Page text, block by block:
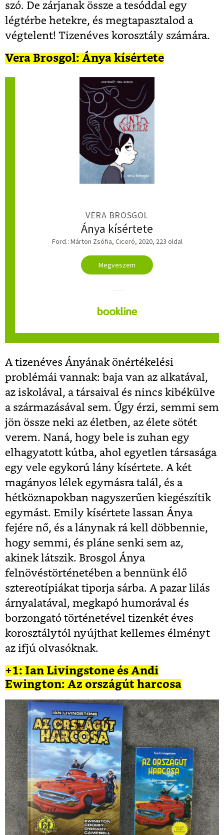
szó. De zárjanak össze a tesóddal egy
légtérbe hetekre, és megtapasztalod a
végtelent! Tizenéves korosztály számára.
Vera Brosgol: Ánya kísértete
VERA BROSGOL
Ánya kísértete
Ford.: Márton Zsófia, Ciceró, 2020, 223 oldal
Megveszem
A tizenéves Ányának önértékelési
problémái vannak: baja van az alkatával,
az iskolával, a társaival és nincs kibékülve
a származásával sem. Úgy érzi, semmi sem
jön össze neki az életben, az élete sötét
verem. Naná, hogy bele is zuhan egy
elhagyatott kútba, ahol egyetlen társasága
egy vele egykorú lány kísértete. A két
magányos lélek egymásra talál, és a
hétköznapokban nagyszerűen kiegészítik
egymást. Emily kísértete lassan Ánya
fejére nő, és a lánynak rá kell döbbennie,
hogy semmi, és pláne senki sem az,
akinek látszik. Brosgol Ánya
felnövéstörténetében a bennünk élő
sztereotípiákat tiporja sárba. A pazar lilás
árnyalatával, megkapó humorával és
borzongató történetével tizenkét éves
korosztálytól nyújthat kellemes élményt
az ifjú olvasóknak.
+1: Ian Livingstone és Andi
Ewington: Az országút harcosa